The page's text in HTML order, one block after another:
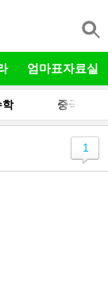
엄마표자료실
학 중국어
1